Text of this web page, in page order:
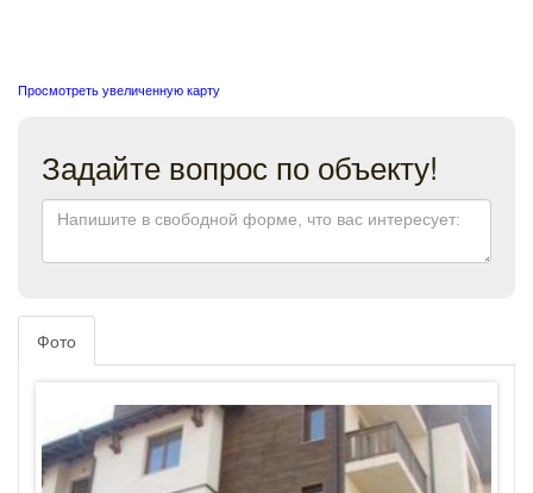
Просмотреть увеличенную карту
Задайте вопрос по объекту!
Фото